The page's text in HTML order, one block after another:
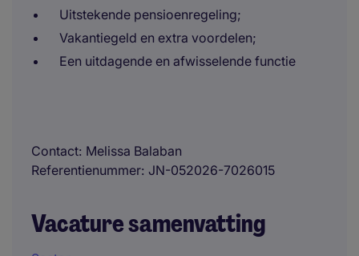
Uitstekende pensioenregeling;
Vakantiegeld en extra voordelen;
Een uitdagende en afwisselende functie
Contact Melissa Balaban
Referentienummer JN-052026-7026015
Vacature samenvatting